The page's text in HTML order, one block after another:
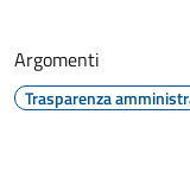
Argomenti
Trasparenza